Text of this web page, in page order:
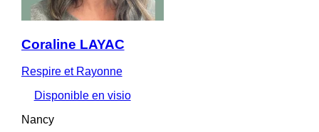
Coraline LAYAC
Respire et Rayonne
Disponible en visio
Nancy